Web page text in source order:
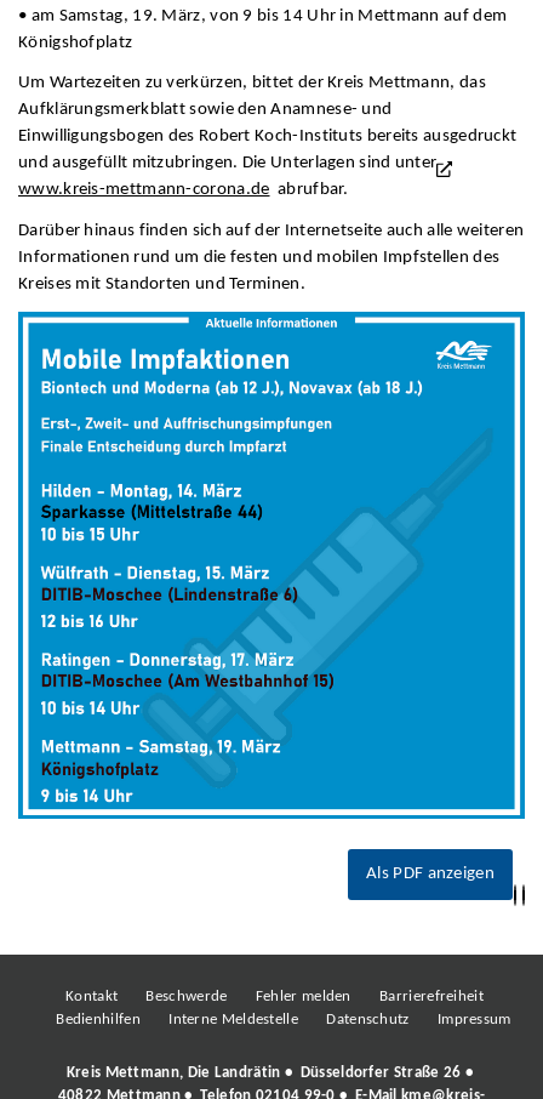
• am Samstag, 19. März, von 9 bis 14 Uhr in Mettmann auf dem
Königshofplatz
Um Wartezeiten zu verkürzen, bittet der Kreis Mettmann, das
Aufklärungsmerkblatt sowie den Anamnese- und
Einwilligungsbogen des Robert Koch-Instituts bereits ausgedruckt
und ausgefüllt mitzubringen. Die Unterlagen sind unter
www.kreis-mettmann-corona.de abrufbar.
Darüber hinaus finden sich auf der Internetseite auch alle weiteren
Informationen rund um die festen und mobilen Impfstellen des
Kreises mit Standorten und Terminen.
Als PDF anzeigen
Kontakt Beschwerde Fehler melden
Barrierefreiheit
Bedienhilfen
Interne Meldestelle Datenschutz Impressum
Kreis Mettmann, Die Landrätin • Düsseldorfer Straße 26 •